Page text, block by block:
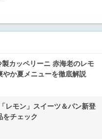
カッペリーニ 赤海老のレモ
やか夏メニューを徹底解説
レモン」スイーツ＆パン新登
をチェック